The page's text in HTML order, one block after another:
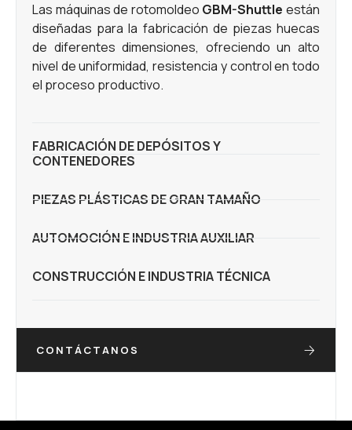
Las máquinas de rotomoldeo GBM-Shuttle están
diseñadas para la fabricación de piezas huecas
de diferentes dimensiones, ofreciendo un alto
nivel de uniformidad, resistencia y control en todo
el proceso productivo.
FABRICACIÓN DE DEPÓSITOS Y
CONTENEDORES
PIEZAS PLÁSTICAS DE GRAN TAMAÑO
AUTOMOCIÓN E INDUSTRIA AUXILIAR
CONSTRUCCIÓN E INDUSTRIA TÉCNICA
CONTÁCTANOS